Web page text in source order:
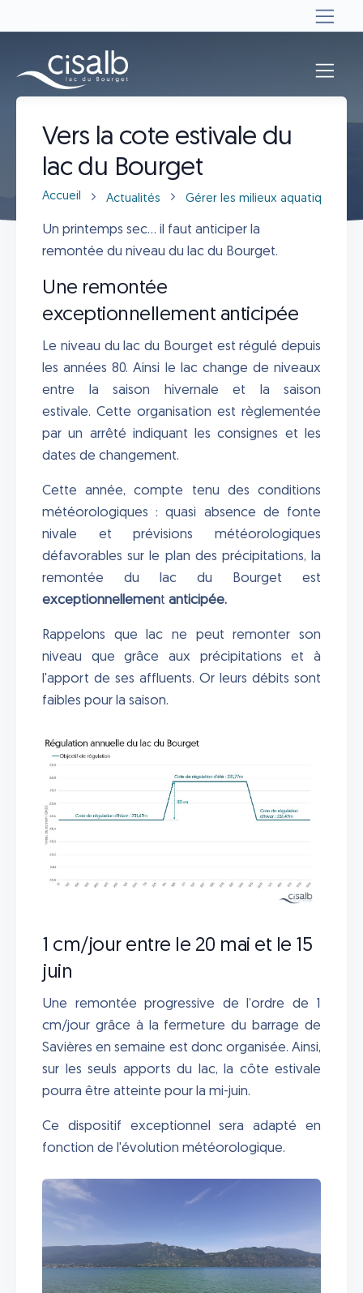
Vers la cote estivale du
lac du Bourget
Accueil Actualités Gérer les milieux aquatiques
Un printemps sec... il faut anticiper la
remontée du niveau du lac du Bourget.
Une remontée
exceptionnellement anticipée
Le niveau du lac du Bourget est régulé depuis
les années 80. Ainsi le lac change de niveaux
entre la saison hivernale et la saison
estivale. Cette organisation est règlementée
par un arrêté indiquant les consignes et les
dates de changement.
Cette année, compte tenu des conditions
météorologiques : quasi absence de fonte
nivale et prévisions météorologiques
défavorables sur le plan des précipitations, la
remontée du lac du Bourget est
exceptionnellement anticipée.
Rappelons que lac ne peut remonter son
niveau que grâce aux précipitations et à
l'apport de ses affluents. Or leurs débits sont
faibles pour la saison.
1 cm/jour entre le 20 mai et le 15
juin
Une remontée progressive de l’ordre de 1
cm/jour grâce à la fermeture du barrage de
Savières en semaine est donc organisée. Ainsi,
sur les seuls apports du lac, la côte estivale
pourra être atteinte pour la mi-juin.
Ce dispositif exceptionnel sera adapté en
fonction de l'évolution météorologique.